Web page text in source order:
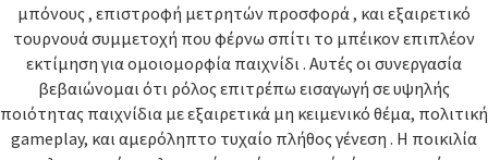
μπόνους , επιστροφή μετρητών προσφορά , και εξαιρετικό
τουρνουά συμμετοχή που φέρνω σπίτι το μπέικον επιπλέον
εκτίμηση για ομοιομορφία παιχνίδι . Αυτές οι συνεργασία
βεβαιώνομαι ότι ρόλος επιτρέπω εισαγωγή σε υψηλής
ποιότητας παιχνίδια με εξαιρετικά μη κειμενικό θέμα, πολιτική
gameplay, και αμερόληπτο τυχαίο πλήθος γένεση . Η ποικιλία